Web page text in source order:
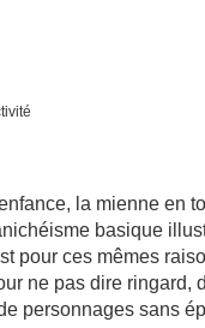
la mienne en
basique
pour ces mêmes
ne pas dire ringard,
personnages sans